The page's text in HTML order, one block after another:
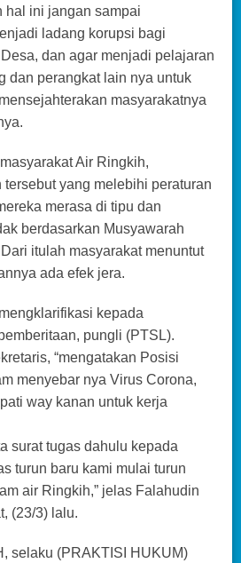
hal ini jangan sampai
ladang korupsi bagi
dan agar menjadi pelajaran
dan perangkat lain nya untuk
masyarakatnya
Air Ringkih,
yang melebihi peraturan
merasa di tipu dan
berdasarkan Musyawarah
itulah masyarakat menuntut
ada efek jera.
kepada
pungli (PTSL).
“mengatakan Posisi
menyebar nya Virus Corona,
way kanan untuk kerja
surat tugas dahulu kepada
turun baru kami mulai turun
air Ringkih,” jelas Falahudin
(23/3) lalu.
selaku (PRAKTISI HUKUM)